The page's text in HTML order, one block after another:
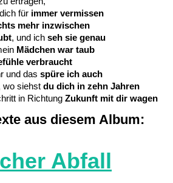
für immer vermissen
mehr inzwischen
, und ich seh sie genau
Mädchen war taub
verbraucht
und das spüre ich auch
wo siehst du dich in zehn Jahren
in Richtung Zukunft mit dir wagen
aus diesem Album:
Abfall